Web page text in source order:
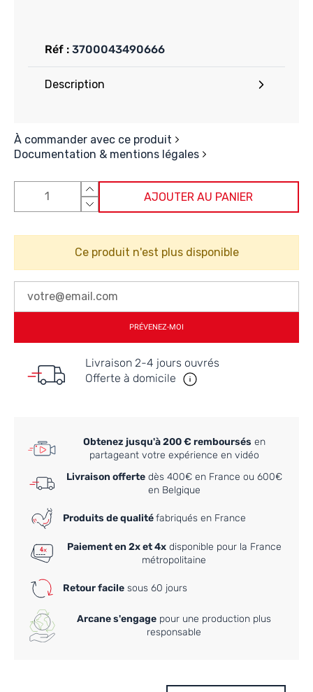
Réf : 3700043490666
Description
À commander avec ce produit
Documentation & mentions légales
AJOUTER AU PANIER
Ce produit n'est plus disponible
PRÉVENEZ-MOI
Livraison 2-4 jours ouvrés
Offerte à domicile
Obtenez jusqu'à 200 € remboursés en
partageant votre expérience en vidéo
Livraison offertedès 400€ en France ou 600€
en Belgique
Produits de qualitéfabriqués en France
Paiement en 2x et 4xdisponible pour la France
métropolitaine
Retour facile sous 60 jours
Arcane s'engage pour une production plus
responsable